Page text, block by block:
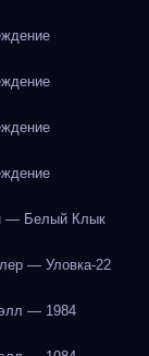
— Белый Клык
— Уловка-22
— 1984